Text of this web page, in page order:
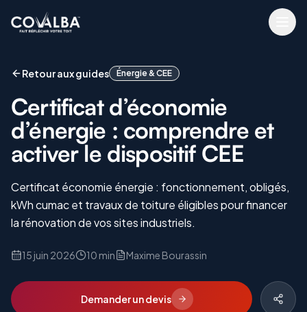
Retour aux guides Énergie & CEE
Certificat d’économie
d’énergie : comprendre et
activer le dispositif CEE
Certificat économie énergie : fonctionnement, obligés,
kWh cumac et travaux de toiture éligibles pour financer
la rénovation de vos sites industriels.
15 juin 2026 10 min Maxime Bourassin
Demander un devis